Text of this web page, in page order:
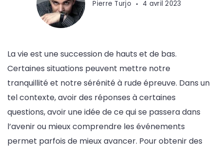
Pierre Turjo 4 avril 2023
La vie est une succession de hauts et de bas.
Certaines situations peuvent mettre notre
tranquillité et notre sérénité à rude épreuve. Dans un
tel contexte, avoir des réponses à certaines
questions, avoir une idée de ce qui se passera dans
l’avenir ou mieux comprendre les événements
permet parfois de mieux avancer. Pour obtenir des